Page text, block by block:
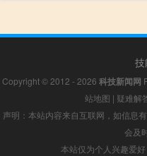
Copyright © 2012 - 2026 科技新闻网
站地图 | 疑难解
声明：本站内容来自互联网，如信息
会及
本站仅为个人兴趣爱